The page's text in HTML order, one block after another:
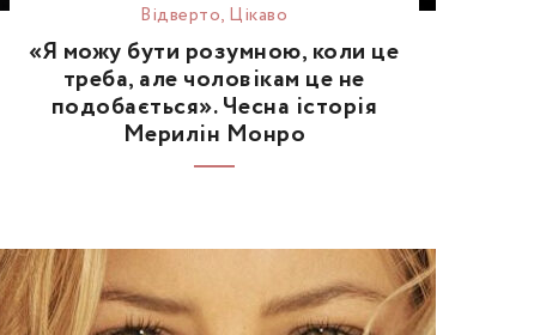
Відвертo, Цікаво
«Я можу бути розумною, коли це
треба, але чоловікам це не
подобається». Чесна історія
Мерилін Монро